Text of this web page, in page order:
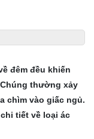
đêm đều khiến
thường xảy
chìm vào giấc ngủ.
tiết về loại ác